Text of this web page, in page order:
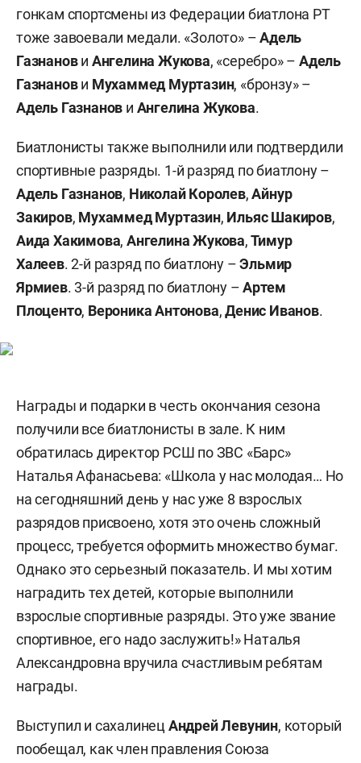
гонкам спортсмены из Федерации биатлона РТ
тоже завоевали медали. «Золото» –Адель
Газнанови Ангелина Жукова, «серебро» –Адель
Газнанови Мухаммед Муртазин, «бронзу» –
Адель Газнанов и Ангелина Жукова.
Биатлонисты также выполнили или подтвердили
спортивные разряды. 1-й разряд по биатлону –
Адель Газнанов, Николай Королев,Айнур
Закиров, Мухаммед Муртазин, Ильяс Шакиров,
Аида Хакимова, Ангелина Жукова,Тимур
Халеев. 2-й разряд по биатлону –Эльмир
Ярмиев. 3-й разряд по биатлону –Артем
Плоценто, Вероника Антонова,Денис Иванов.
Награды и подарки в честь окончания сезона
получили все биатлонисты в зале. К ним
обратилась директор РСШ по ЗВС «Барс»
Наталья Афанасьева: «Школа у нас молодая… Но
на сегодняшний день у нас уже 8 взрослых
разрядов присвоено, хотя это очень сложный
процесс, требуется оформить множество бумаг.
Однако это серьезный показатель. И мы хотим
наградить тех детей, которые выполнили
взрослые спортивные разряды. Это уже звание
спортивное, его надо заслужить!» Наталья
Александровна вручила счастливым ребятам
награды.
Выступил и сахалинец Андрей Левунин, который
пообещал, как член правления Союза